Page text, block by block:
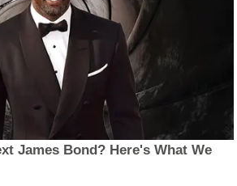
James Bond? Here's What We